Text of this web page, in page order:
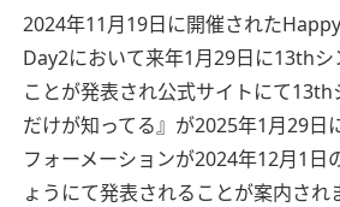
2024年11月19日に開催された
Day2において来年1月29日に13thシ
ことが発表され公式サイトにて
だけが知ってる』が2025年1月29日
フォーメーションが2024年12月1日
ょうにて発表されることが案内され